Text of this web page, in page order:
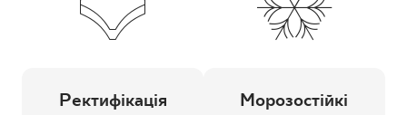
Ректифікація Морозостійкі